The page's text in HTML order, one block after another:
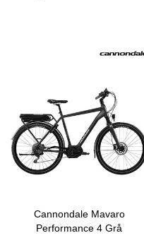
Cannondale Mavaro
Performance 4 Grå